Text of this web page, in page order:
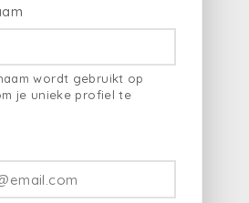
wordt gebruikt op
je unieke profiel te